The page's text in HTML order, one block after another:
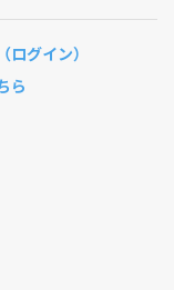
グイン）
ら